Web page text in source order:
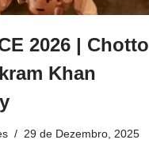
2026 | Chotto
Khan
29 de Dezembro, 2025